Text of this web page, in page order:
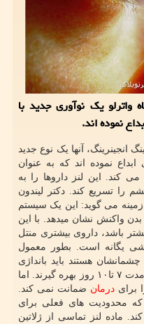
واترلو یک نوآوری جدید با
نموده اند.
انجینرینگ، آنها یک نوع جدید
نموده اند که به عنوان
کند. این لنز داروها را به
را تسریع کند. دکتر لیندون
زمینه می گوید: این یک سیستم
واکنش نشان میدهد. با این
باشد، داروی بیشتری منتل
یگانه است. بطور معمول
هستند باید بانداژی
قابل تنفس به شکل لنز تماسی را به مدت ۷ تا۱۰ روز بهره گیرند. اما
برای درمان ضمانت نمی کند.
که محدودیت های فعلی برای
ماده لنز تماسی از ژلاتین